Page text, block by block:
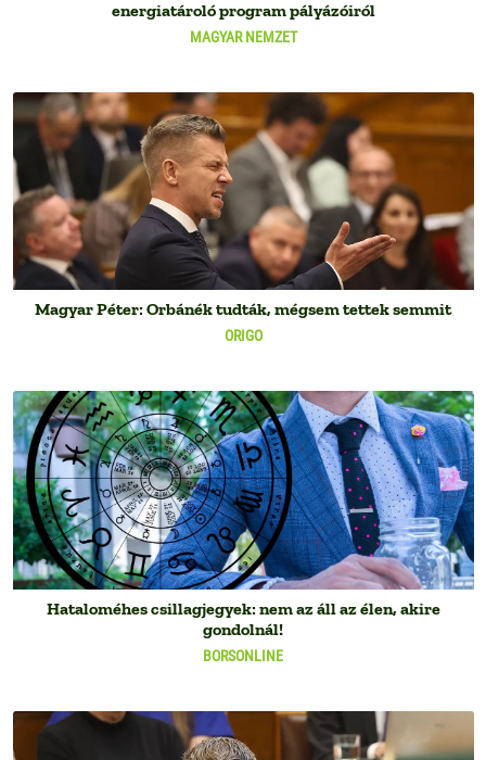
MAGYAR NEMZET
energiatároló program pályázóiról
ORIGO
Magyar Péter: Orbánék tudták, mégsem tettek semmit
BORSONLINE
Hataloméhes csillagjegyek: nem az áll az élen, akire
gondolnál!